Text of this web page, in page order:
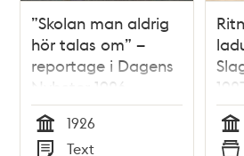
”Skolan man aldrig
hör talas om” –
reportage i Dagens
Nyheter 1926
Tid
1926
Text Tid